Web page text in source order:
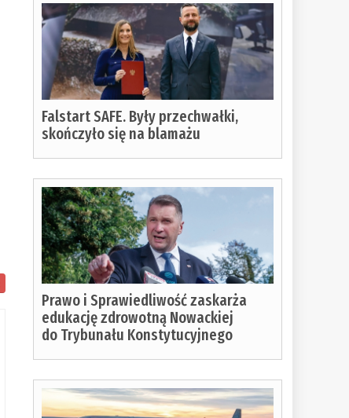
Falstart SAFE. Były przechwałki,
skończyło się na blamażu
Prawo i Sprawiedliwość zaskarża
edukację zdrowotną Nowackiej
do Trybunału Konstytucyjnego